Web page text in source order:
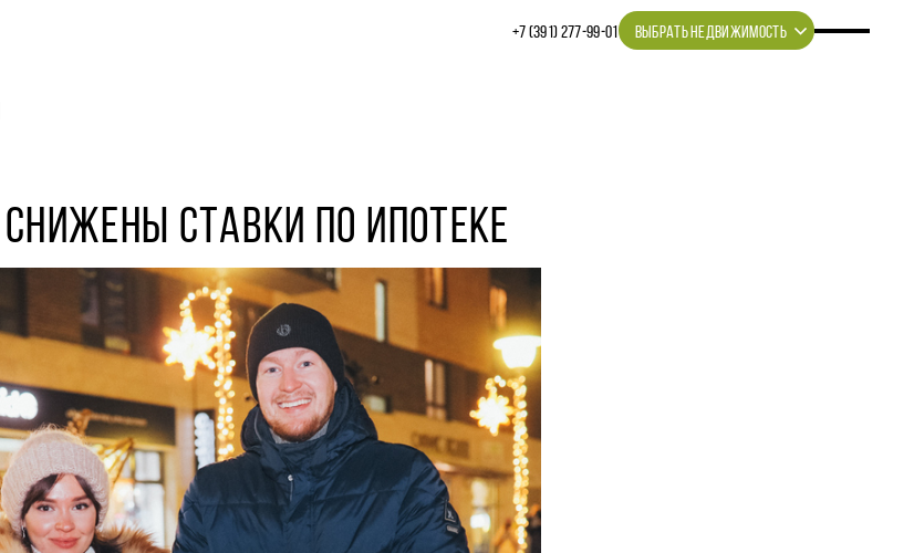
+7 (391) 277‒99‒01 ВЫБРАТЬ НЕДВИЖИМОСТЬ
СТАВКИ ПО ИПОТЕКЕ